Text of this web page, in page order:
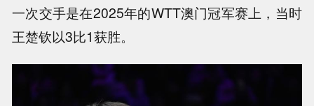
一次交手是在2025年的WTT澳门冠军赛上，当时
王楚钦以3比1获胜。